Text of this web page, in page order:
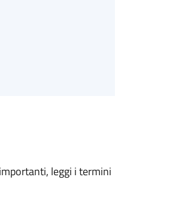
leggi i termini